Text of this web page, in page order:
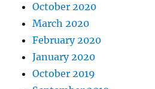
October 2020
March 2020
February 2020
January 2020
October 2019